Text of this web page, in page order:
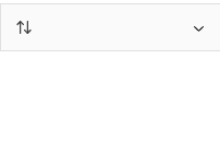
Border Collie kutsikad, kes